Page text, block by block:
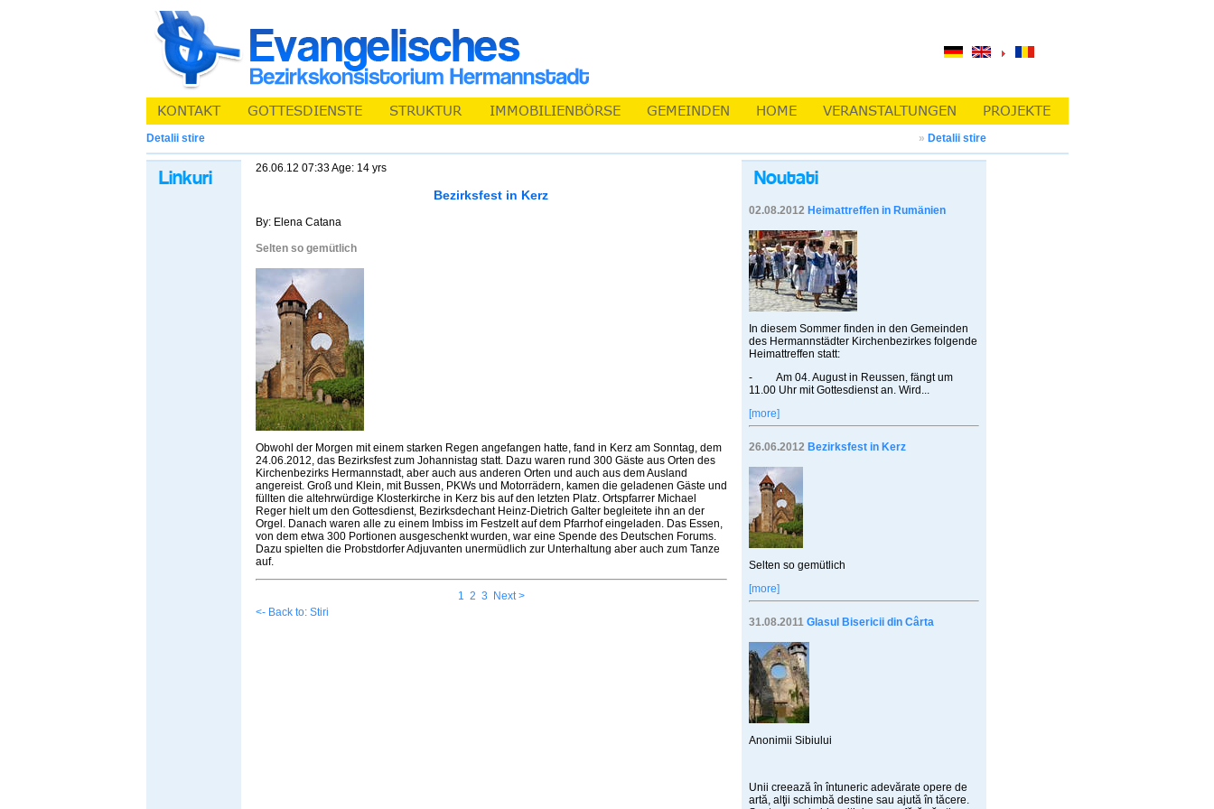
Detalii stire » Detalii stire
26.06.12 07:33 Age: 14 yrs
Bezirksfest in Kerz
By: Elena Catana
Selten so gemütlich
Obwohl der Morgen mit einem starken Regen angefangen hatte, fand in Kerz am Sonntag, dem
24.06.2012, das Bezirksfest zum Johannistag statt. Dazu waren rund 300 Gäste aus Orten des
Kirchenbezirks Hermannstadt, aber auch aus anderen Orten und auch aus dem Ausland
angereist. Groß und Klein, mit Bussen, PKWs und Motorrädern, kamen die geladenen Gäste und
füllten die altehrwürdige Klosterkirche in Kerz bis auf den letzten Platz. Ortspfarrer Michael
Reger hielt um den Gottesdienst, Bezirksdechant Heinz-Dietrich Galter begleitete ihn an der
Orgel. Danach waren alle zu einem Imbiss im Festzelt auf dem Pfarrhof eingeladen. Das Essen,
von dem etwa 300 Portionen ausgeschenkt wurden, war eine Spende des Deutschen Forums.
Dazu spielten die Probstdorfer Adjuvanten unermüdlich zur Unterhaltung aber auch zum Tanze
auf.
1 2 3
Next >
<- Back to: Stiri
02.08.2012 Heimattreffen in Rumänien
In diesem Sommer finden in den Gemeinden
des Hermannstädter Kirchenbezirkes folgende
Heimattreffen statt:
- Am 04. August in Reussen, fängt um
11.00 Uhr mit Gottesdienst an. Wird...
[more]
26.06.2012 Bezirksfest in Kerz
Selten so gemütlich
[more]
31.08.2011 Glasul Bisericii din Cârta
Anonimii Sibiului
Unii creează în întuneric adevărate opere de
artă, alţii schimbă destine sau ajută în tăcere.